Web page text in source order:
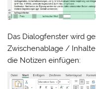
Das Dialogfenster wird
Zwischenablage /
die Notizen einfügen: